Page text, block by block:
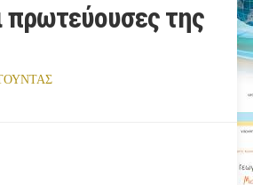
πρωτεύουσες της